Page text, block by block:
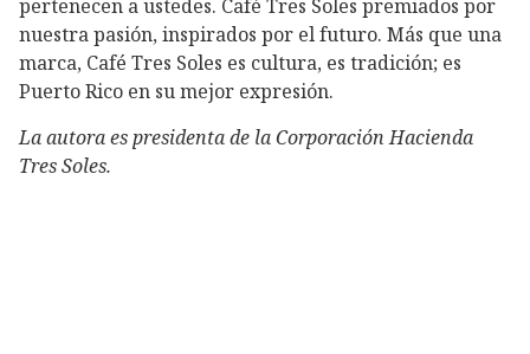
pertenecen a ustedes. Café Tres Soles premiados por
nuestra pasión, inspirados por el futuro. Más que una
marca, Café Tres Soles es cultura, es tradición; es
Puerto Rico en su mejor expresión.
La autora es presidenta de la Corporación Hacienda
Tres Soles.